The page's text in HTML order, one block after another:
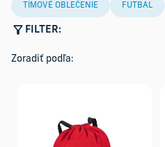
TÍMOVÉ OBLEČENIE FUTBAL
FILTER:
Zoradiť podľa: